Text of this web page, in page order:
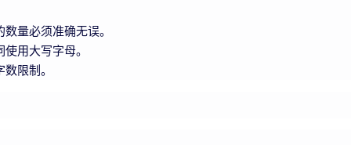
量必须准确无误。
用大写字母。
限制。